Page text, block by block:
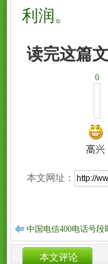
利润。
读完这篇
0
本文网址：
中国电信400电话号段
本文评论